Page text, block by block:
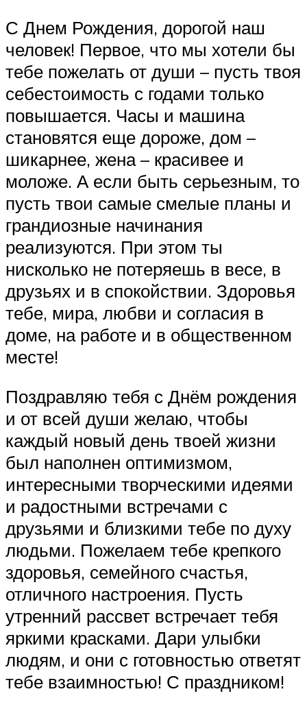
С Днем Рождения, дорогой наш
человек! Первое, что мы хотели бы
тебе пожелать от души – пусть твоя
себестоимость с годами только
повышается. Часы и машина
становятся еще дороже, дом –
шикарнее, жена – красивее и
моложе. А если быть серьезным, то
пусть твои самые смелые планы и
грандиозные начинания
реализуются. При этом ты
нисколько не потеряешь в весе, в
друзьях и в спокойствии. Здоровья
тебе, мира, любви и согласия в
доме, на работе и в общественном
месте!
Поздравляю тебя с Днём рождения
и от всей души желаю, чтобы
каждый новый день твоей жизни
был наполнен оптимизмом,
интересными творческими идеями
и радостными встречами с
друзьями и близкими тебе по духу
людьми. Пожелаем тебе крепкого
здоровья, семейного счастья,
отличного настроения. Пусть
утренний рассвет встречает тебя
яркими красками. Дари улыбки
людям, и они с готовностью ответят
тебе взаимностью! С праздником!